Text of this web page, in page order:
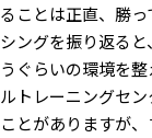
ることは正直、勝
シングを振り返る
うぐらいの環境を
ルトレーニングセ
ことがありますが